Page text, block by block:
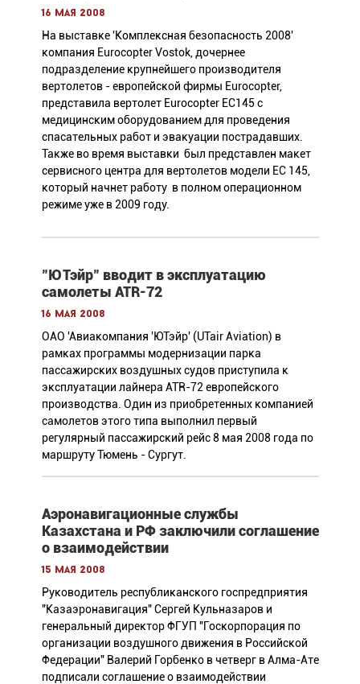
16 мая 2008
На выставке 'Комплексная безопасность 2008'
компания Eurocopter Vostok, дочернее
подразделение крупнейшего производителя
вертолетов - европейской фирмы Eurocopter,
представила вертолет Eurocopter EC145 с
медицинским оборудованием для проведения
спасательных работ и эвакуации пострадавших.
Также во время выставки был представлен макет
сервисного центра для вертолетов модели EC 145,
который начнет работу в полном операционном
режиме уже в 2009 году.
"ЮТэйр" вводит в эксплуатацию
самолеты ATR-72
16 мая 2008
ОАО 'Авиакомпания 'ЮТэйр' (UTair Aviation) в
рамках программы модернизации парка
пассажирских воздушных судов приступила к
эксплуатации лайнера ATR-72 европейского
производства. Один из приобретенных компанией
самолетов этого типа выполнил первый
регулярный пассажирский рейс 8 мая 2008 года по
маршруту Тюмень - Сургут.
Аэронавигационные службы
Казахстана и РФ заключили соглашение
о взаимодействии
15 мая 2008
Руководитель республиканского госпредприятия
"Казаэронавигация" Сергей Кульназаров и
генеральный директор ФГУП "Госкорпорация по
организации воздушного движения в Российской
Федерации" Валерий Горбенко в четверг в Алма-Ате
подписали соглашение о взаимодействии